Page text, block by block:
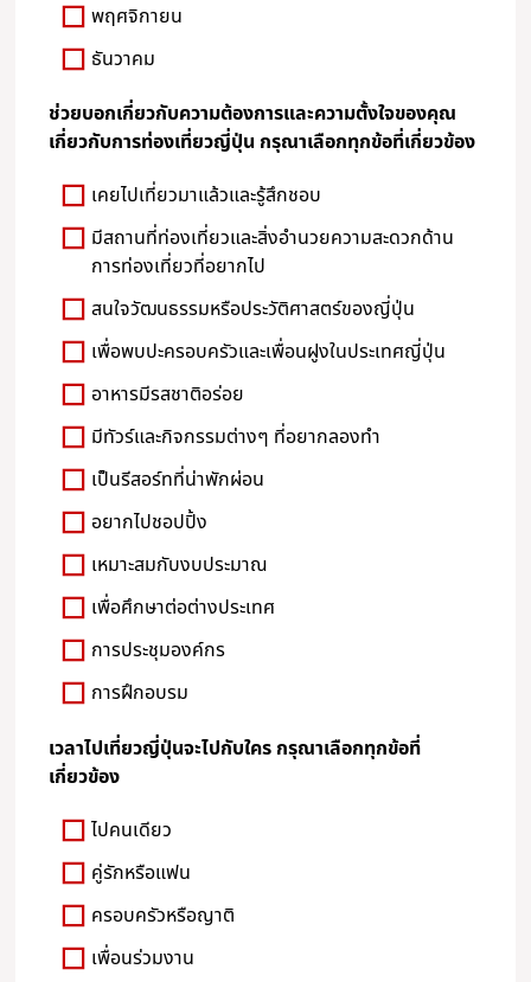
พฤศจิกายน
ธันวาคม
ช่วยบอกเกี่ยวกับความต้องการและความตั้งใจของคุณ
เกี่ยวกับการท่องเที่ยวญี่ปุ่น กรุณาเลือกทุกข้อที่เกี่ยวข้อง
เคยไปเที่ยวมาแล้วและรู้สึกชอบ
มีสถานที่ท่องเที่ยวและสิ่งอำนวยความสะดวกด้าน
การท่องเที่ยวที่อยากไป
สนใจวัฒนธรรมหรือประวัติศาสตร์ของญี่ปุ่น
เพื่อพบปะครอบครัวและเพื่อนฝูงในประเทศญี่ปุ่น
อาหารมีรสชาติอร่อย
มีทัวร์และกิจกรรมต่างๆ ที่อยากลองทำ
เป็นรีสอร์ทที่น่าพักผ่อน
อยากไปชอปปิ้ง
เหมาะสมกับงบประมาณ
เพื่อศึกษาต่อต่างประเทศ
การประชุมองค์กร
การฝึกอบรม
เวลาไปเที่ยวญี่ปุ่นจะไปกับใคร กรุณาเลือกทุกข้อที่
เกี่ยวข้อง
ไปคนเดียว
คู่รักหรือแฟน
ครอบครัวหรือญาติ
เพื่อนร่วมงาน